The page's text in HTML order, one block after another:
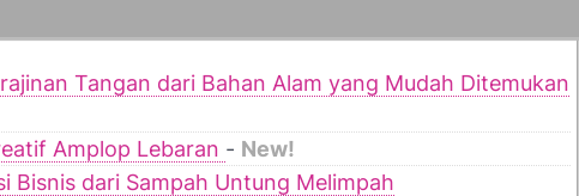
Tangan dari Bahan Alam yang Mudah Ditemukan
Amplop Lebaran - New!
Bisnis dari Sampah Untung Melimpah